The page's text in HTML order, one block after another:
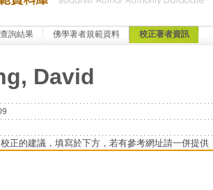
查詢結果 佛學著者規範資料 校正著者資訊
David
正的建議，填寫於下方，若有參考網址請一併提供